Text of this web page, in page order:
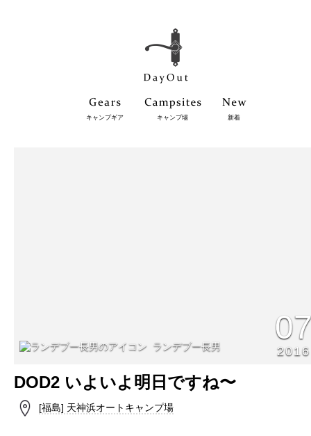
キャンプギア キャンプ場 新着
ランデブー長男 2016
DOD2 いよいよ明日ですね〜
[福島] 天神浜オートキャンプ場